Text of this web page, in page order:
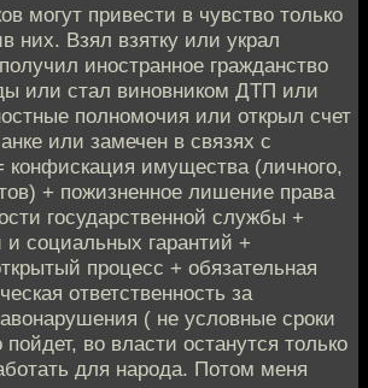
могут привести в чувство только
них. Взял взятку или украл
иностранное гражданство
или стал виновником ДТП или
полномочия или открыл счет
или замечен в связях с
конфискация имущества (личного,
+ пожизненное лишение права
государственной службы +
социальных гарантий +
процесс + обязательная
ответственность за
( не условные сроки
во власти останутся только
для народа. Потом меня